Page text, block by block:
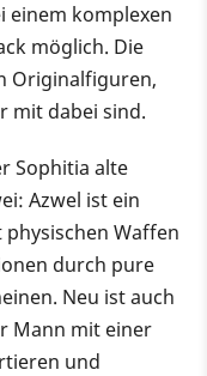
einem komplexen
möglich. Die
Originalfiguren,
mit dabei sind.
Sophitia alte
Azwel ist ein
Waffen
durch pure
Neu ist auch
Mann mit einer
und